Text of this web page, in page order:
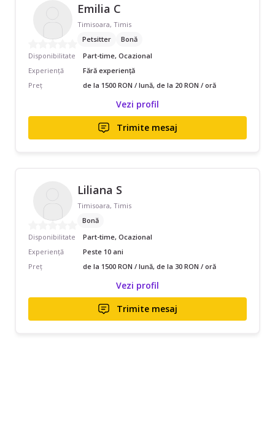
Emilia C
Timisoara, Timis
Petsitter
Bonă
Disponibilitate
Part-time, Ocazional
Experiență
Fără experiență
Preț
de la 1500 RON / lună, de la 20 RON / oră
Vezi profil
Trimite mesaj
Liliana S
Timisoara, Timis
Bonă
Disponibilitate
Part-time, Ocazional
Experiență
Peste 10 ani
Preț
de la 1500 RON / lună, de la 30 RON / oră
Vezi profil
Trimite mesaj